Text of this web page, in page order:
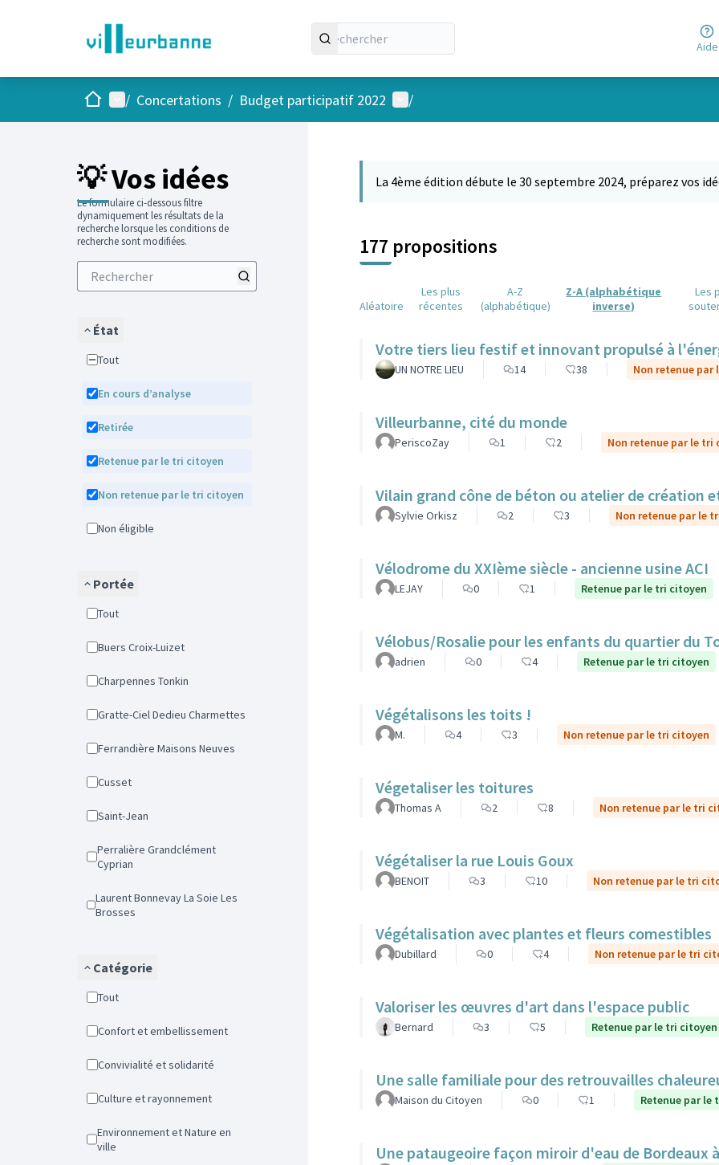
Aide
AccueilMenu principal
/ Concertations / Budget participatif 2022 Menu utilisateur
/
💡 Vos idées
Le formulaire ci-dessous filtre
dynamiquement les résultats de la
recherche lorsque les conditions de
recherche sont modifiées.
État
Tout
En cours d’analyse
Retirée
Retenue par le tri citoyen
Non retenue par le tri citoyen
Non éligible
Portée
Tout
Buers Croix-Luizet
Charpennes Tonkin
Gratte-Ciel Dedieu Charmettes
Ferrandière Maisons Neuves
Cusset
Saint-Jean
Perralière Grandclément
Cyprian
Laurent Bonnevay La Soie Les
Brosses
Catégorie
Tout
Confort et embellissement
Convivialité et solidarité
Culture et rayonnement
Environnement et Nature en
ville
La 4ème édition débute le 30 septembre 2024, préparez vos
177 propositions
Aléatoire
Les plus
récentes
A-Z
(alphabétique)
Z-A (alphabétique
inverse)
Les
Votre tiers lieu festif et innovant propulsé à
UN NOTRE LIEU 14 38 Non retenue par
Villeurbanne, cité du monde
PeriscoZay 1 2 Non retenue par le tri
Vilain grand cône de béton ou atelier de création
Sylvie Orkisz 2 3 Non retenue par le
Vélodrome du XXIème siècle - ancienne usine ACI
LEJAY 0 1 Retenue par le tri citoyen
Vélobus/Rosalie pour les enfants du quartier du
adrien 0 4 Retenue par le tri citoyen
Végétalisons les toits !
M. 4 3 Non retenue par le tri citoyen
Végetaliser les toitures
Thomas A 2 8 Non retenue par le tri
Végétaliser la rue Louis Goux
BENOIT 3 10 Non retenue par le tri
Végétalisation avec plantes et fleurs comestibles
Dubillard 0 4 Non retenue par le tri
Valoriser les œuvres d'art dans l'espace public
Bernard 3 5 Retenue par le tri citoyen
Une salle familiale pour des retrouvailles
Maison du Citoyen 0 1 Retenue par le
Une pataugeoire façon miroir d'eau de Bordeaux